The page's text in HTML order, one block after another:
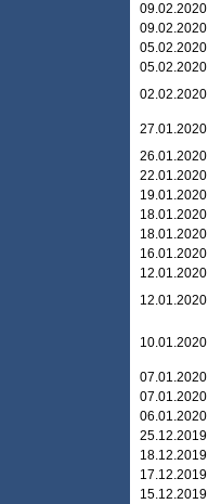
09.02.2020
09.02.2020
05.02.2020
05.02.2020
02.02.2020
27.01.2020
26.01.2020
22.01.2020
19.01.2020
18.01.2020
18.01.2020
16.01.2020
12.01.2020
12.01.2020
10.01.2020
07.01.2020
07.01.2020
06.01.2020
25.12.2019
18.12.2019
17.12.2019
15.12.2019